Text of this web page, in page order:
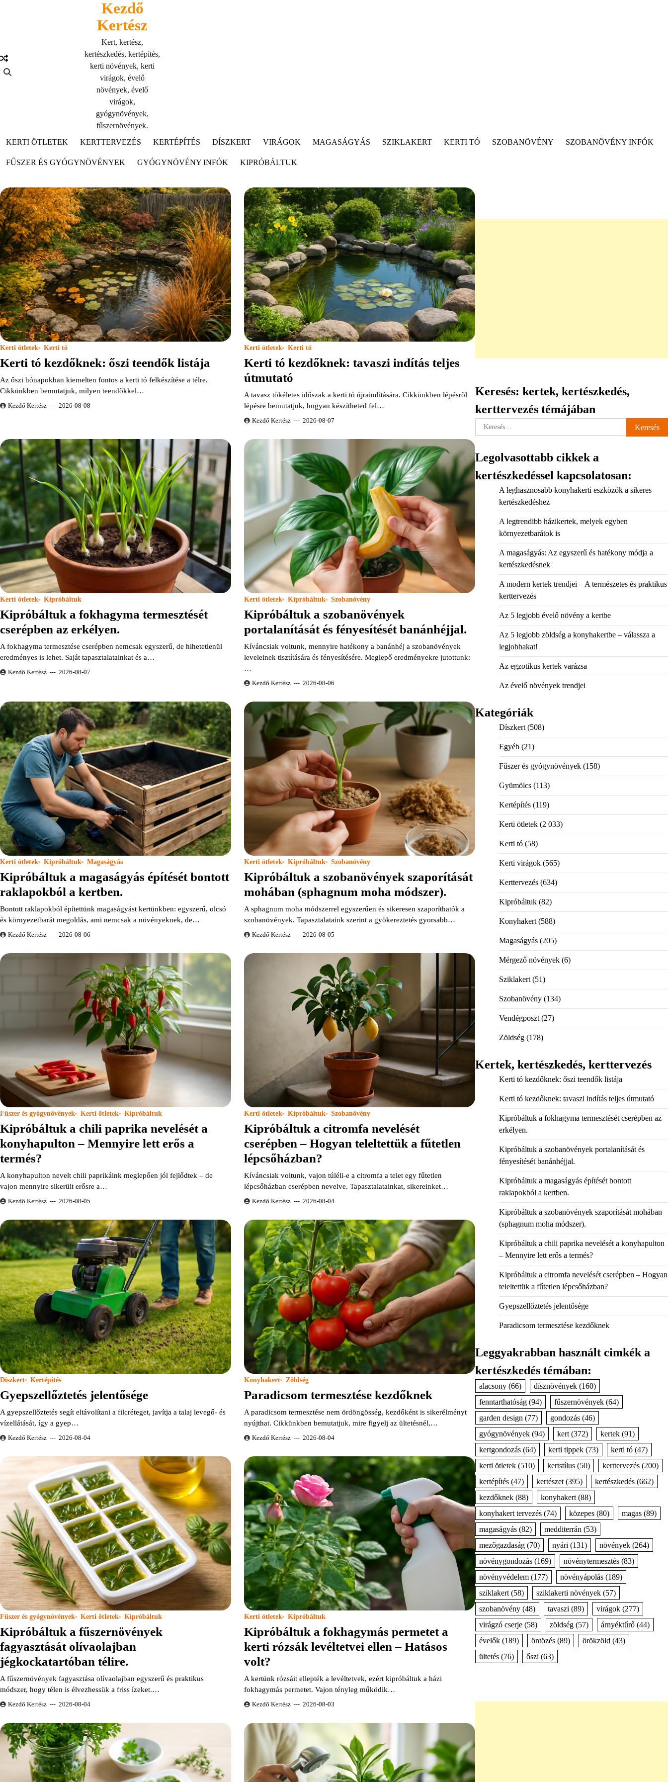
Kezdő
Kertész
Kert, kertész,
kertészkedés, kertépítés,
kerti növények, kerti
virágok, évelő
növények, évelő
virágok,
gyógynövények,
fűszernövények.
KERTI ÖTLETEK
KERTTERVEZÉS KERTÉPÍTÉS DÍSZKERT VIRÁGOK MAGASÁGYÁS SZIKLAKERT KERTI TÓ SZOBANÖVÉNY SZOBANÖVÉNY INFÓK
FŰSZER ÉS GYÓGYNÖVÉNYEK GYÓGYNÖVÉNY INFÓK KIPRÓBÁLTUK
Kerti ötletek Kerti tó
Kerti tó kezdőknek: őszi teendők listája
Az őszi hónapokban kiemelten fontos a kerti tó felkészítése a télre.
Cikkünkben bemutatjuk, milyen teendőkkel…
Kezdő Kertész 2026-08-08
Kerti ötletek Kerti tó
Kerti tó kezdőknek: tavaszi indítás teljes
útmutató
A tavasz tökéletes időszak a kerti tó újraindítására. Cikkünkben lépésről
lépésre bemutatjuk, hogyan készítheted fel…
Kezdő Kertész 2026-08-07
Kerti ötletek Kipróbáltuk
Kipróbáltuk a fokhagyma termesztését
cserépben az erkélyen.
A fokhagyma termesztése cserépben nemcsak egyszerű, de hihetetlenül
eredményes is lehet. Saját tapasztalatainkat és a…
Kezdő Kertész 2026-08-07
Kerti ötletek Kipróbáltuk Szobanövény
Kipróbáltuk a szobanövények
portalanítását és fényesítését banánhéjjal.
Kíváncsiak voltunk, mennyire hatékony a banánhéj a szobanövények
leveleinek tisztítására és fényesítésére. Meglepő eredményekre jutottunk:
…
Kezdő Kertész 2026-08-06
Kerti ötletek Kipróbáltuk Magaságyás
Kipróbáltuk a magaságyás építését bontott
raklapokból a kertben.
Bontott raklapokból építettünk magaságyást kertünkben: egyszerű, olcsó
és környezetbarát megoldás, ami nemcsak a növényeknek, de…
Kezdő Kertész 2026-08-06
Kerti ötletek Kipróbáltuk Szobanövény
Kipróbáltuk a szobanövények szaporítását
mohában (sphagnum moha módszer).
A sphagnum moha módszerrel egyszerűen és sikeresen szaporíthatók a
szobanövények. Tapasztalataink szerint a gyökereztetés gyorsabb…
Kezdő Kertész 2026-08-05
Fűszer és gyógynövények Kerti ötletek Kipróbáltuk
Kipróbáltuk a chili paprika nevelését a
konyhapulton – Mennyire lett erős a
termés?
A konyhapulton nevelt chili paprikáink meglepően jól fejlődtek – de
vajon mennyire sikerült erősre a…
Kezdő Kertész 2026-08-05
Kerti ötletek Kipróbáltuk Szobanövény
Kipróbáltuk a citromfa nevelését
cserépben – Hogyan teleltettük a fűtetlen
lépcsőházban?
Kíváncsiak voltunk, vajon túléli-e a citromfa a telet egy fűtetlen
lépcsőházban cserépben nevelve. Tapasztalatainkat, sikereinket…
Kezdő Kertész 2026-08-04
Díszkert Kertépítés
Gyepszellőztetés jelentősége
A gyepszellőztetés segít eltávolítani a filcréteget, javítja a talaj levegő- és
vízellátását, így a gyep…
Kezdő Kertész 2026-08-04
Konyhakert Zöldség
Paradicsom termesztése kezdőknek
A paradicsom termesztése nem ördöngösség, kezdőként is sikerélményt
nyújthat. Cikkünkben bemutatjuk, mire figyelj az ültetésnél,…
Kezdő Kertész 2026-08-04
Fűszer és gyógynövények Kerti ötletek Kipróbáltuk
Kipróbáltuk a fűszernövények
fagyasztását olívaolajban
jégkockatartóban télire.
A fűszernövények fagyasztása olívaolajban egyszerű és praktikus
módszer, hogy télen is élvezhessük a friss ízeket.…
Kezdő Kertész 2026-08-04
Kerti ötletek Kipróbáltuk
Kipróbáltuk a fokhagymás permetet a
kerti rózsák levéltetvei ellen – Hatásos
volt?
A kertünk rózsáit ellepték a levéltetvek, ezért kipróbáltuk a házi
fokhagymás permetet. Vajon tényleg működik…
Kezdő Kertész 2026-08-03
Keresés: kertek, kertészkedés,
kerttervezés témájában
Keresés:
Legolvasottabb cikkek a
kertészkedéssel kapcsolatosan:
A leghasznosabb konyhakerti eszközök a sikeres
kertészkedéshez
A legtrendibb házikertek, melyek egyben
környezetbarátok is
A magaságyás: Az egyszerű és hatékony módja a
kertészkedésnek
A modern kertek trendjei – A természetes és praktikus
kerttervezés
Az 5 legjobb évelő növény a kertbe
Az 5 legjobb zöldség a konyhakertbe – válassza a
legjobbakat!
Az egzotikus kertek varázsa
Az évelő növények trendjei
Kategóriák
Díszkert(508)
Egyéb(21)
Fűszer és gyógynövények(158)
Gyümölcs(113)
Kertépítés(119)
Kerti ötletek(2 033)
Kerti tó(58)
Kerti virágok(565)
Kerttervezés(634)
Kipróbáltuk(82)
Konyhakert(588)
Magaságyás(205)
Mérgező növények(6)
Sziklakert(51)
Szobanövény(134)
Vendégposzt(27)
Zöldség(178)
Kertek, kertészkedés, kerttervezés
Kerti tó kezdőknek: őszi teendők listája
Kerti tó kezdőknek: tavaszi indítás teljes útmutató
Kipróbáltuk a fokhagyma termesztését cserépben az
erkélyen.
Kipróbáltuk a szobanövények portalanítását és
fényesítését banánhéjjal.
Kipróbáltuk a magaságyás építését bontott
raklapokból a kertben.
Kipróbáltuk a szobanövények szaporítását mohában
(sphagnum moha módszer).
Kipróbáltuk a chili paprika nevelését a konyhapulton
– Mennyire lett erős a termés?
Kipróbáltuk a citromfa nevelését cserépben – Hogyan
teleltettük a fűtetlen lépcsőházban?
Gyepszellőztetés jelentősége
Paradicsom termesztése kezdőknek
Leggyakrabban használt cimkék a
kertészkedés témában:
alacsony(66) dísznövények(160)
fenntarthatóság(94) fűszernövények(64)
garden design (77) gondozás(46)
gyógynövények(94) kert(372) kertek(91)
kertgondozás(64) kerti tippek(73) kerti tó(47)
kerti ötletek(510) kertstílus(50) kerttervezés(200)
kertépítés(47) kertészet(395) kertészkedés(662)
kezdőknek(88) konyhakert(88)
konyhakert tervezés(74) közepes(80) magas(89)
magaságyás(82) medditerrán (53)
mezőgazdaság(70) nyári (131) növények(264)
növénygondozás(169) növénytermesztés(83)
növényvédelem(177) növényápolás(189)
sziklakert(58) sziklakerti növények(57)
szobanövény(48) tavaszi (89) virágok(277)
virágzó cserje(58) zöldség(57) árnyéktűrő(44)
évelők(189) öntözés(89) örökzöld (43)
ültetés(76) őszi (63)